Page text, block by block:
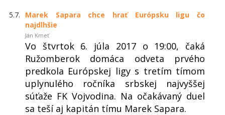
5.7.
Marek Sapara chce hrať Európsku ligu čo
najdlhšie
Ján Kmeť
Vo štvrtok 6. júla 2017 o 19:00, čaká
Ružomberok domáca odveta prvého
predkola Európskej ligy s tretím tímom
uplynulého ročníka srbskej najvyššej
súťaže FK Vojvodina. Na očakávaný duel
sa teší aj kapitán tímu Marek Sapara.